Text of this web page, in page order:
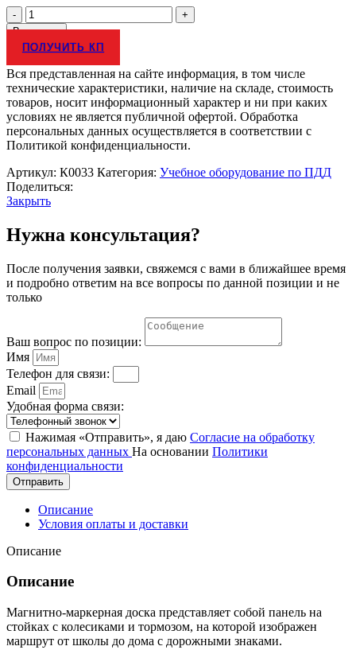
Количество
товара
Планшет
№2:
Доска
магнитно-
маркерная
"Безопасный
путь
домой"
комплектом
маркерных
фрагментов-
В корзину
ПОЛУЧИТЬ КП
Вся представленная на сайте информация, в том числе
технические характеристики, наличие на складе, стоимость
товаров, носит информационный характер и ни при каких
условиях не является публичной офертой. Обработка
персональных данных осуществляется в соответствии с
Политикой конфиденциальности.
Артикул: К0033 Категория: Учебное оборудование по ПДД
Поделиться:
Закрыть
Нужна консультация?
После получения заявки, свяжемся с вами в ближайшее время
и подробно ответим на все вопросы по данной позиции и не
только
Ваш вопрос по позиции:
Имя
Телефон для связи:
Email
Удобная форма связи:
Нажимая «Отправить», я даю Согласие на обработку
персональных данных На основании Политики
конфиденциальности
Отправить
Описание
Условия оплаты и доставки
Описание
Описание
Магнитно-маркерная доска представляет собой панель на
стойках с колесиками и тормозом, на которой изображен
маршрут от школы до дома с дорожными знаками.